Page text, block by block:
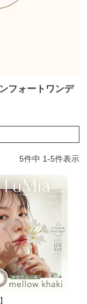
フォートワンデ
5件中 1-5件表示